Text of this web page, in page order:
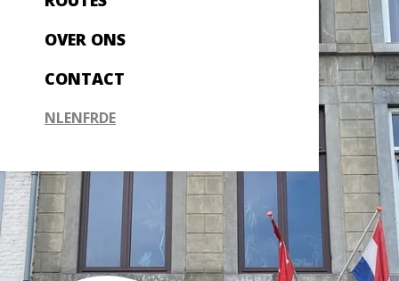
OVER ONS
CONTACT
NLENFRDE